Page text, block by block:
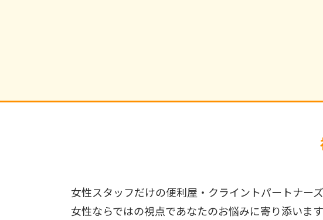
女性スタッフだけの便利屋・クライントパートナー
女性ならではの視点であなたのお悩みに寄り添いま